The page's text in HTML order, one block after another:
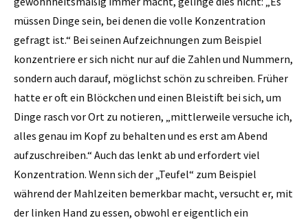
müssen Dinge sein, bei denen die volle Konzentration
gefragt ist.“ Bei seinen Aufzeichnungen zum Beispiel
konzentriere er sich nicht nur auf die Zahlen und Nummern,
sondern auch darauf, möglichst schön zu schreiben. Früher
hatte er oft ein Blöckchen und einen Bleistift bei sich, um
Dinge rasch vor Ort zu notieren, „mittlerweile versuche ich,
alles genau im Kopf zu behalten und es erst am Abend
aufzuschreiben.“ Auch das lenkt ab und erfordert viel
Konzentration. Wenn sich der „Teufel“ zum Beispiel
während der Mahlzeiten bemerkbar macht, versucht er, mit
der linken Hand zu essen, obwohl er eigentlich ein